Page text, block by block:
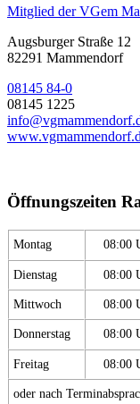
Mitglied der VGem
Augsburger Straße 12
82291 Mammendorf
08145 84-0
08145 1225
Öffnungszeiten
Montag 08:00
Dienstag 08:00
Mittwoch 08:00
Donnerstag 08:00
Freitag 08:00
oder nach